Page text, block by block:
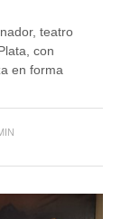
con
en forma